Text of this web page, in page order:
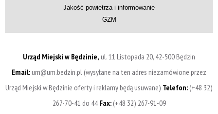
Jakość powietrza i informowanie
GZM
Urząd Miejski w Będzinie, ul. 11 Listopada 20, 42-500 Będzin
Email:um@um.bedzin.pl (wysyłane na ten adres niezamówione przez
Urząd Miejski w Będzinie oferty i reklamy będą usuwane) Telefon:(+48 32)
267-70-41 do 44Fax:(+48 32) 267-91-09